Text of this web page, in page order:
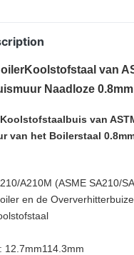
van
Naadloze
van
van het Boilerstaal
A210M (ASME SA210/
en de
12.7mm114.3mm